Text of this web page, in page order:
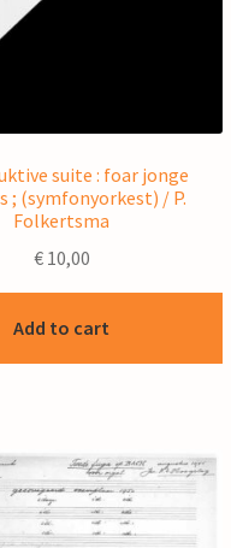
suite : foar jonge
; (symfonyorkest) / P.
Folkertsma
€10,00
Add to cart